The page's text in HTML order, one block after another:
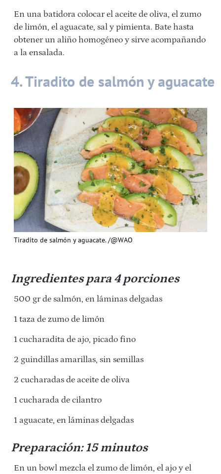
En una batidora colocar el aceite de oliva, el zumo
de limón, el aguacate, sal y pimienta. Bate hasta
obtener un aliño homogéneo y sirve acompañando
a la ensalada.
4. Tiradito de salmón y aguacate
Tiradito de salmón y aguacate. /@WAO
Ingredientes para 4 porciones
500 gr de salmón, en láminas delgadas
1 taza de zumo de limón
1 cucharadita de ajo, picado fino
2 guindillas amarillas, sin semillas
2 cucharadas de aceite de oliva
1 cucharada de cilantro
1 aguacate, en láminas delgadas
Preparación: 15 minutos
En un bowl mezcla el zumo de limón, el ajo y el